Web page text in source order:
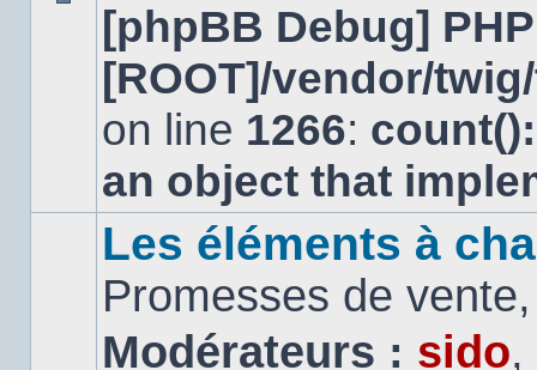
Aucun
message
non
[phpBB Debug]
[ROOT]/vendor/
on line 1266:
an object that
Les éléments à
Promesses de
Modérateurs : sido,